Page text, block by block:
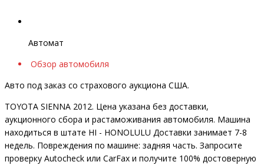
Автомат
Обзор автомобиля
Авто под заказ со страхового аукциона США.
TOYOTA SIENNA 2012. Цена указана без доставки,
аукционного сбора и растаможивания автомобиля. Машина
находиться в штате HI - HONOLULU Доставки занимает 7-8
недель. Повреждения по машине: задняя часть. Запросите
проверку Autocheck или CarFax и получите 100% достоверную